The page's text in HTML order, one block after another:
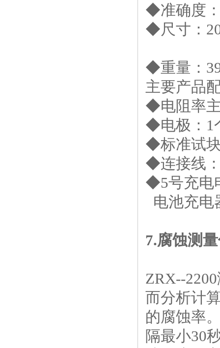
◆准确度
◆尺寸：
◆重量：
主要产品
◆电阻率
◆电极： 1
◆标准试
◆连接线
◆5号充电
电池充电
7.腐蚀测
ZRX--2200
而分析计
的腐蚀率
隔最小30